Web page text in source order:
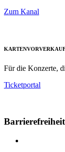
Zum Kanal
Für die Konzerte,
Ticketportal
Barrierefreiheit